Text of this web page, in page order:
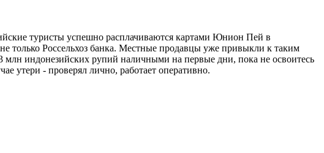
туристы успешно расплачиваются картами Юнион Пей в
только Россельхоз банка. Местные продавцы уже привыкли к таким
млн индонезийских рупий наличными на первые дни, пока не освоитесь
утери - проверял лично, работает оперативно.